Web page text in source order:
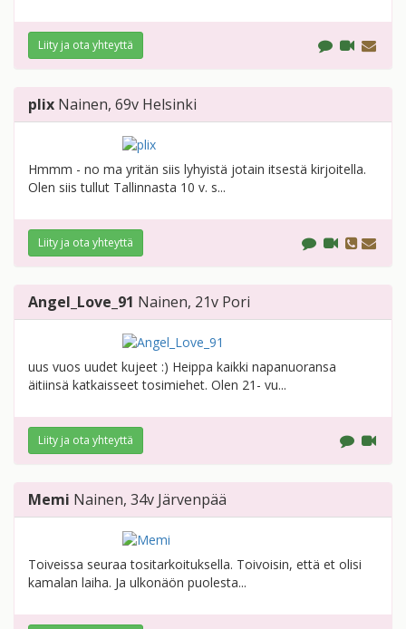
Liity ja ota yhteyttä
plix Nainen, 69v Helsinki
Hmmm - no ma yritän siis lyhyistä jotain itsestä kirjoitella.
Olen siis tullut Tallinnasta 10 v. s...
Liity ja ota yhteyttä
Angel_Love_91 Nainen, 21v Pori
uus vuos uudet kujeet :) Heippa kaikki napanuoransa
äitiinsä katkaisseet tosimiehet. Olen 21- vu...
Liity ja ota yhteyttä
Memi Nainen, 34v Järvenpää
Toiveissa seuraa tositarkoituksella. Toivoisin, että et olisi
kamalan laiha. Ja ulkonäön puolesta...